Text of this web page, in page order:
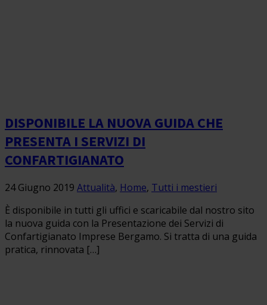
DISPONIBILE LA NUOVA GUIDA CHE
PRESENTA I SERVIZI DI
CONFARTIGIANATO
24 Giugno 2019 Attualità, Home, Tutti i mestieri
È disponibile in tutti gli uffici e scaricabile dal nostro sito
la nuova guida con la Presentazione dei Servizi di
Confartigianato Imprese Bergamo. Si tratta di una guida
pratica, rinnovata […]